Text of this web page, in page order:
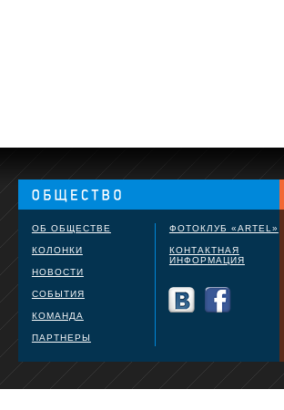
ОБ ОБЩЕСТВЕ
КОЛОНКИ
НОВОСТИ
СОБЫТИЯ
КОМАНДА
ПАРТНЕРЫ
ФОТОКЛУБ «ARTEL»
КОНТАКТНАЯ
ИНФОРМАЦИЯ